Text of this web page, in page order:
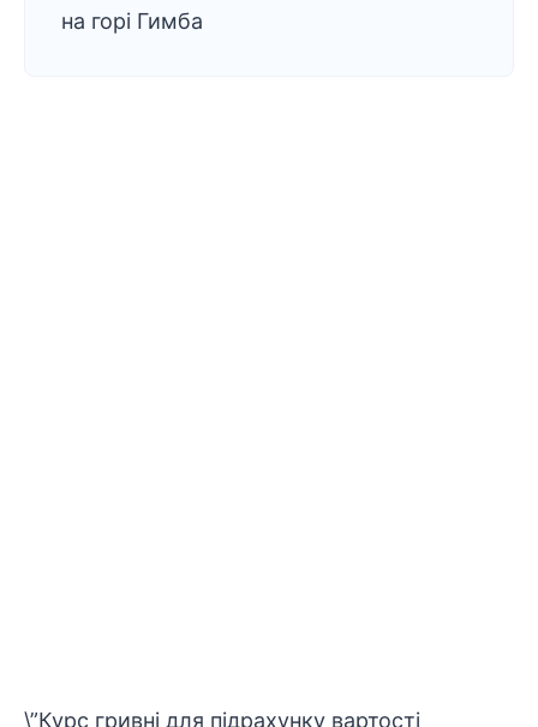
на горі Гимба
\”Курс гривні для підрахунку вартості